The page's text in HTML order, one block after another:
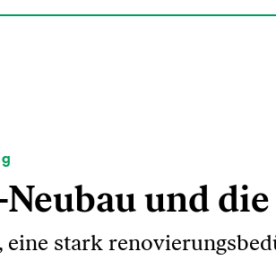
und
eine stark